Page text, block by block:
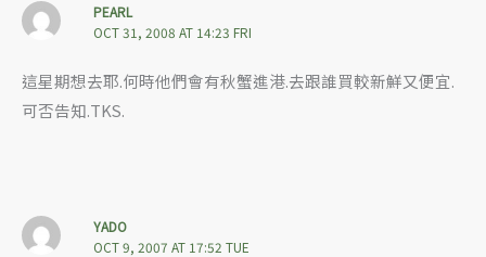
PEARL
OCT 31, 2008 AT 14:23 FRI
這星期想去耶.何時他們會有秋蟹進港.去跟誰買較新鮮又便宜.
可否告知.TKS.
YADO
OCT 9, 2007 AT 17:52 TUE